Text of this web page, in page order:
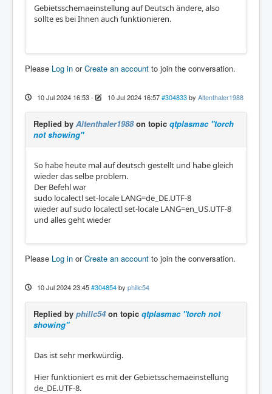
Gebietsschemaeinstellung auf Deutsch ändere, also
sollte es bei Ihnen auch funktionieren.
Please Log in orCreate an account to join the conversation.
10 Jul 2024 16:53- 10 Jul 2024 16:57 #304833 by Altenthaler1988
Replied by Altenthaler1988on topic qtplasmac "torch
not showing"
So habe heute mal auf deutsch gestellt und habe gleich
wieder das selbe problem.
Der Befehl war
sudo localectl set-locale LANG=de_DE.UTF-8
wieder auf sudo localectl set-locale LANG=en_US.UTF-8
und alles geht wieder
Please Log in orCreate an account to join the conversation.
10 Jul 2024 23:45 #304854 by phillc54
Replied by phillc54on topic qtplasmac "torch not
showing"
Das ist sehr merkwürdig.
Hier funktioniert es mit der Gebietsschemaeinstellung
de_DE.UTF-8.